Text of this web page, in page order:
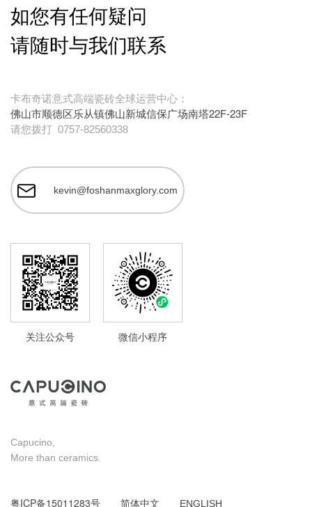
如您有任何疑问
请随时与我们联系
卡布奇诺意式高端瓷砖全球运营中心：
佛山市顺德区乐从镇佛山新城信保广场南塔22F-23F
请您拨打 0757-82560338
kevin@foshanmaxglory.com
关注公众号 微信小程序
Capucino,
More than ceramics.
粤ICP备15011283号 简体中文 ENGLISH